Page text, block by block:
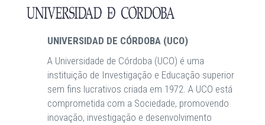
UNIVERSIDAD DE CÓRDOBA (UCO)
A Universidade de Córdoba (UCO) é uma
instituição de Investigação e Educação superior
sem fins lucrativos criada em 1972. A UCO está
comprometida com a Sociedade, promovendo
inovação, investigação e desenvolvimento